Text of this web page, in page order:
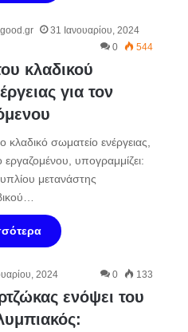
31 Ιανουαρίου, 2024
0
544
κλαδικού
για τον
σωματείο ενέργειας,
υπογραμμίζει:
μετανάστης
2024 0 133
ενόψει του